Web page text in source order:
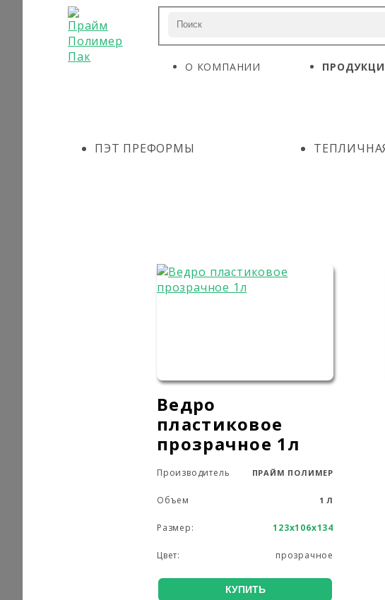
О КОМПАНИИ
ПЭТ ПРЕФОРМЫ
Ведро
пластиковое
прозрачное 1л
Производитель ПРАЙМ ПОЛИМЕР
Объем 1 Л
Размер: 123х106х134
Цвет: прозрачное
КУПИТЬ